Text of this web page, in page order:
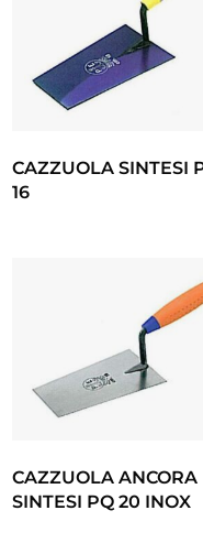
CAZZUOLA SINTESI
16
CAZZUOLA ANCORA
SINTESI PQ 20 INOX